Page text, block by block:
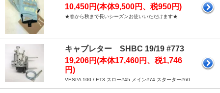
10,450円(本体9,500円、税950円)
★春から秋まで長いシーズンお使いいただけます★
キャブレター SHBC 19/19 #773
19,206円(本体17,460円、税1,746
円)
VESPA 100 / ET3 スロー#45 メイン#74 スターター#60